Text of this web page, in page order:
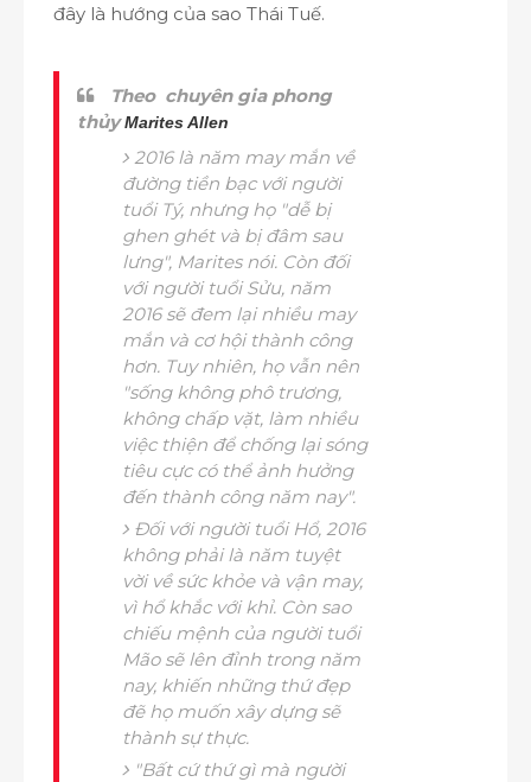
đây là hướng của sao Thái Tuế.
Theo chuyên gia phong
thủyMarites Allen
2016 là năm may mắn về
đường tiền bạc với người
tuổi Tý, nhưng họ "dễ bị
ghen ghét và bị đâm sau
lưng", Marites nói. Còn đối
với người tuổi Sửu, năm
2016 sẽ đem lại nhiều may
mắn và cơ hội thành công
hơn. Tuy nhiên, họ vẫn nên
"sống không phô trương,
không chấp vặt, làm nhiều
việc thiện để chống lại sóng
tiêu cực có thể ảnh hưởng
đến thành công năm nay".
Đối với người tuổi Hổ, 2016
không phải là năm tuyệt
vời về sức khỏe và vận may,
vì hổ khắc với khỉ. Còn sao
chiếu mệnh của người tuổi
Mão sẽ lên đỉnh trong năm
nay, khiến những thứ đẹp
đẽ họ muốn xây dựng sẽ
thành sự thực.
"Bất cứ thứ gì mà người